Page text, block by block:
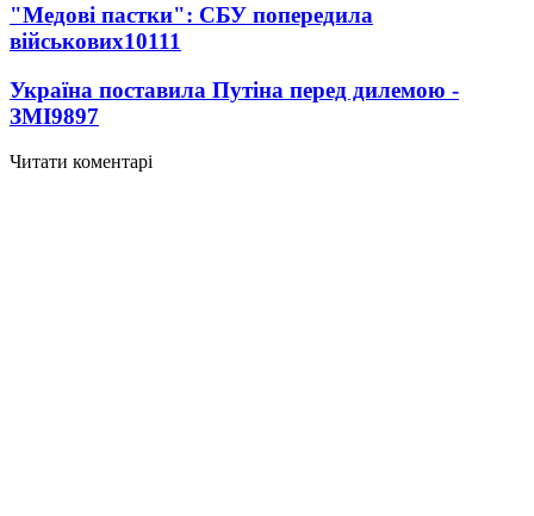
"Медові пастки": СБУ попередила
військових10111
Україна поставила Путіна перед дилемою -
ЗМІ9897
Читати коментарі